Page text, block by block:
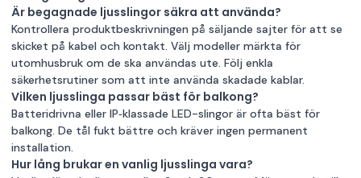
Är begagnade ljusslingor säkra att använda?
Kontrollera produktbeskrivningen på säljande sajter för att se
skicket på kabel och kontakt. Välj modeller märkta för
utomhusbruk om de ska användas ute. Följ enkla
säkerhetsrutiner som att inte använda skadade kablar.
Vilken ljusslinga passar bäst för balkong?
Batteridrivna eller IP‑klassade LED-slingor är ofta bäst för
balkong. De tål fukt bättre och kräver ingen permanent
installation.
Hur lång brukar en vanlig ljusslinga vara?